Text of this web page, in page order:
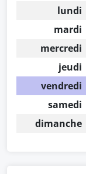
lundi
mardi
mercredi
jeudi
vendredi
samedi
dimanche